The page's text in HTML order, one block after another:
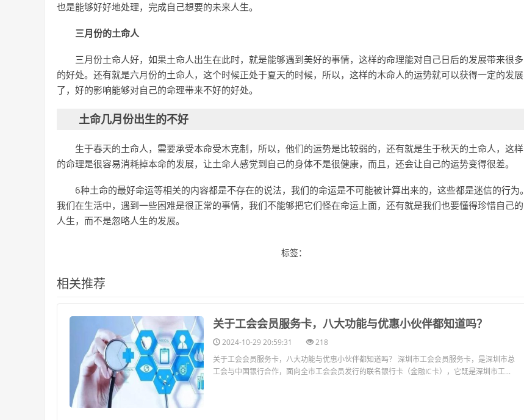
也是能够好好地处理，完成自己想要的未来人生。
三月份的土命人
三月份土命人好，如果土命人出生在此时，就是能够遇到美好的事情，这样的命理能对自己日后的发展带来很多
的好处。还有就是六月份的土命人，这个时候正处于夏天的时候，所以，这样的木命人的运势就可以获得一定的发展
了，好的影响能够对自己的命理带来不好的好处。
土命几月份出生的不好
生于春天的土命人，需要承受本命受木克制，所以，他们的运势是比较弱的，还有就是生于秋天的土命人，这样
的命理是很容易消耗掉本命的发展，让土命人感觉到自己的身体不是很健康，而且，还会让自己的运势变得很差。
6种土命的最好命运等相关的内容都是不存在的说法，我们的命运是不可能被计算出来的，这些都是迷信的行为。
我们在生活中，遇到一些困难是很正常的事情，我们不能够把它们怪在命运上面，还有就是我们也要懂得珍惜自己的
人生，而不是忽略人生的发展。
标签：
相关推荐
​关于工会会员服务卡，八大功能与优惠小伙伴都知道吗？
2024-10-29 20:59:31
218
关于工会会员服务卡，八大功能与优惠小伙伴都知道吗？ 深圳市工会会员服务卡，是深圳市总
工会与中国银行合作，面向全市工会会员发行的联名银行卡（金融IC卡），它既是深圳市工...